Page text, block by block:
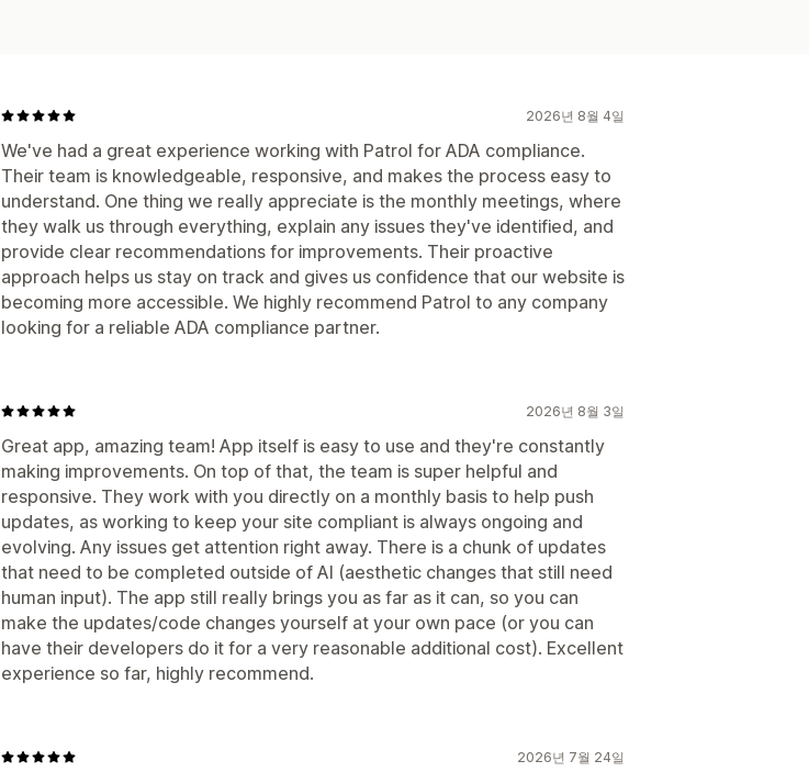
2026년 8월 4일
We've had a great experience working with Patrol for ADA compliance.
Their team is knowledgeable, responsive, and makes the process easy to
understand. One thing we really appreciate is the monthly meetings, where
they walk us through everything, explain any issues they've identified, and
provide clear recommendations for improvements. Their proactive
approach helps us stay on track and gives us confidence that our website is
becoming more accessible. We highly recommend Patrol to any company
looking for a reliable ADA compliance partner.
2026년 8월 3일
Great app, amazing team! App itself is easy to use and they're constantly
making improvements. On top of that, the team is super helpful and
responsive. They work with you directly on a monthly basis to help push
updates, as working to keep your site compliant is always ongoing and
evolving. Any issues get attention right away. There is a chunk of updates
that need to be completed outside of AI (aesthetic changes that still need
human input). The app still really brings you as far as it can, so you can
make the updates/code changes yourself at your own pace (or you can
have their developers do it for a very reasonable additional cost). Excellent
experience so far, highly recommend.
2026년 7월 24일